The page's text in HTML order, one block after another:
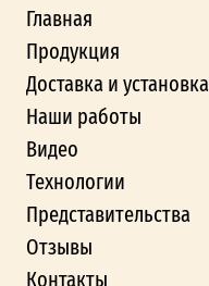
Главная
Продукция
Доставка и установка
Наши работы
Видео
Технологии
Представительства
Отзывы
Контакты